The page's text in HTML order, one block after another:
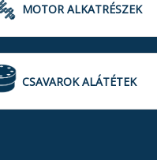
MOTOR ALKATRÉSZEK
CSAVAROK ALÁTÉTEK